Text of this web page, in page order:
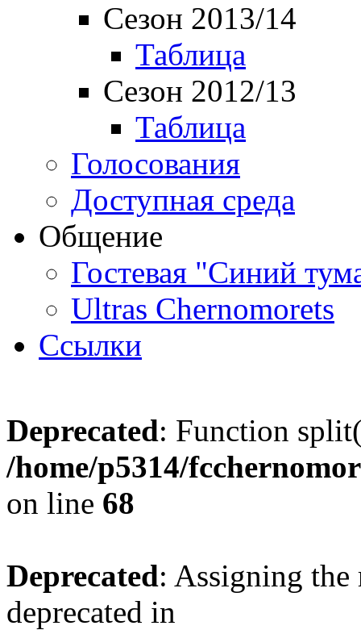
Сезон 2013/14
Таблица
Сезон 2012/13
Таблица
Голосования
Доступная среда
Общение
Гостевая "Синий
Ultras Chernomorets
Ссылки
Deprecated: Function
/home/p5314/
on line 68
Deprecated: Assigning the
deprecated in